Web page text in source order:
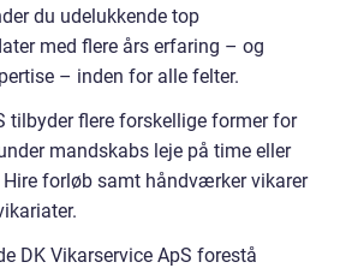
du udelukkende top
med flere års erfaring – og
– inden for alle felter.
tilbyder flere forskellige former for
mandskabs leje på time eller
forløb samt håndværker vikarer
DK Vikarservice ApS forestå